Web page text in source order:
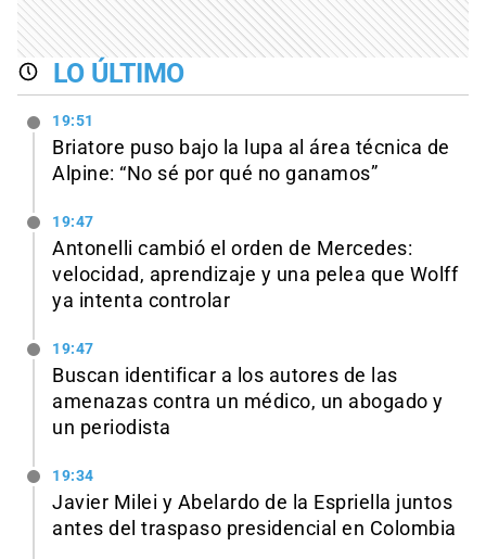
LO ÚLTIMO
19:51
Briatore puso bajo la lupa al área técnica de
Alpine: “No sé por qué no ganamos”
19:47
Antonelli cambió el orden de Mercedes:
velocidad, aprendizaje y una pelea que Wolff
ya intenta controlar
19:47
Buscan identificar a los autores de las
amenazas contra un médico, un abogado y
un periodista
19:34
Javier Milei y Abelardo de la Espriella juntos
antes del traspaso presidencial en Colombia